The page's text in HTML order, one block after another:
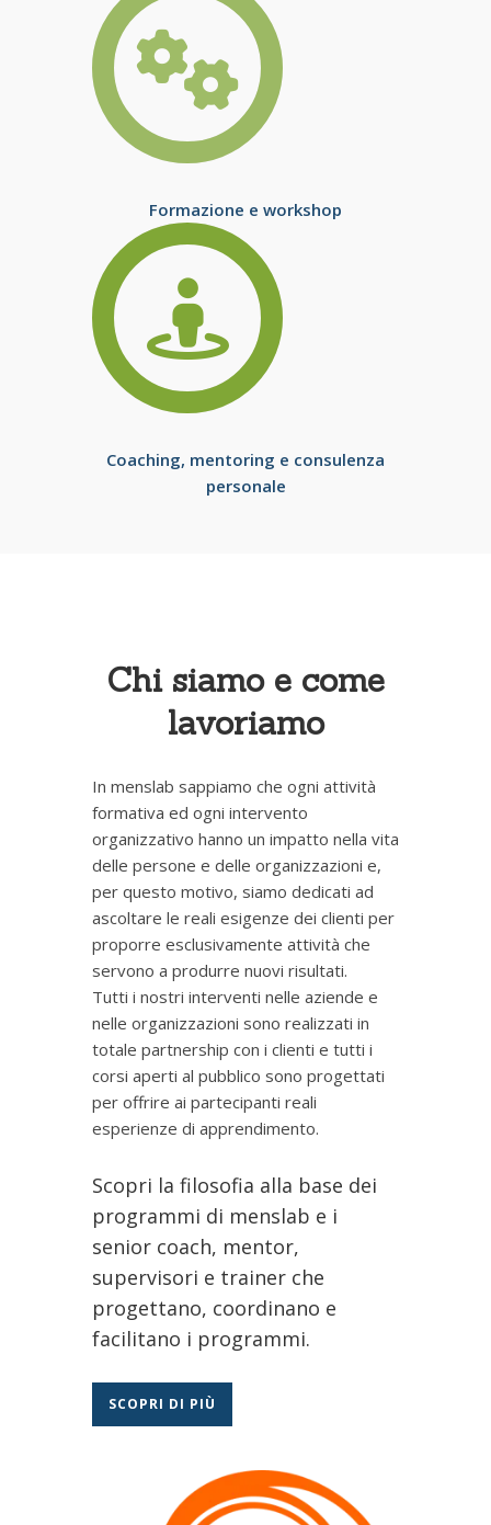
Formazione e workshop
Coaching, mentoring e consulenza
personale
Chi siamo e come
lavoriamo
In menslab sappiamo che ogni attività
formativa ed ogni intervento
organizzativo hanno un impatto nella vita
delle persone e delle organizzazioni e,
per questo motivo, siamo dedicati ad
ascoltare le reali esigenze dei clienti per
proporre esclusivamente attività che
servono a produrre nuovi risultati.
Tutti i nostri interventi nelle aziende e
nelle organizzazioni sono realizzati in
totale partnership con i clienti e tutti i
corsi aperti al pubblico sono progettati
per offrire ai partecipanti reali
esperienze di apprendimento.
Scopri la filosofia alla base dei
programmi di menslab e i
senior coach, mentor,
supervisori e trainer che
progettano, coordinano e
facilitano i programmi.
SCOPRI DI PIÙ